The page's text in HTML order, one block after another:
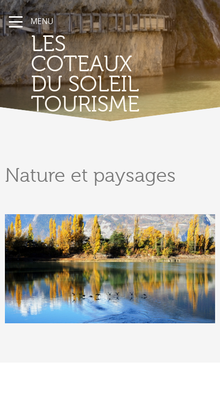
MENU
LES
COTEAUX
DU SOLEIL
TOURISME
Nature et paysages